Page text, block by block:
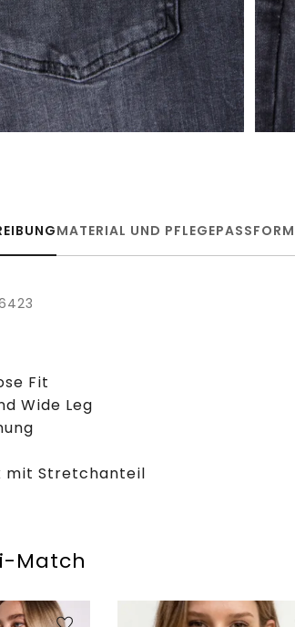
MATERIAL UND PFLEGEPASSFORM
Fit
Wide Leg
mit Stretchanteil
Match